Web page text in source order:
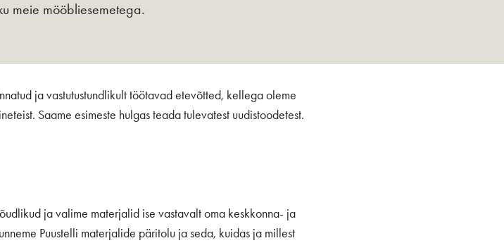
meie mööbliesemetega.
ja vastutustundlikult töötavad etevõtted, kellega oleme
Saame esimeste hulgas teada tulevatest uudistoodetest.
ja valime materjalid ise vastavalt oma keskkonna- ja
Puustelli materjalide päritolu ja seda, kuidas ja millest